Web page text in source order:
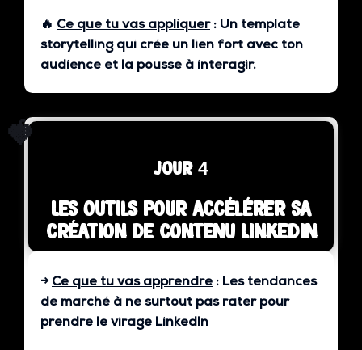
🔥 Ce que tu vas appliquer: Un template
storytelling qui crée un lien fort avec ton
audience et la pousse à interagir.
🍓
jour 4
Les outils pour accélérer sa
création de contenu Linkedin
→ Ce que tu vas apprendre : Les tendances
de marché à ne surtout pas rater pour
prendre le virage LinkedIn